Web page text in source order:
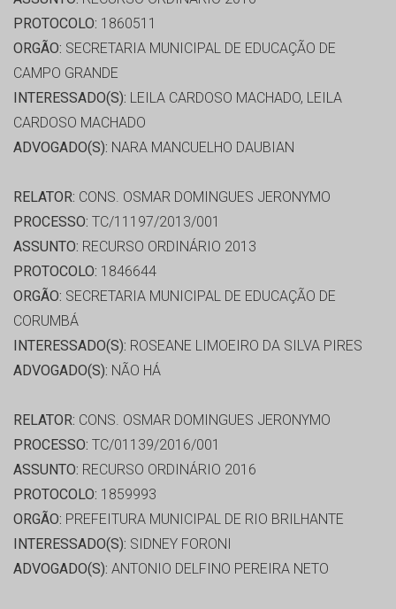
PROTOCOLO: 1860511
ORGÃO: SECRETARIA MUNICIPAL DE EDUCAÇÃO DE
CAMPO GRANDE
INTERESSADO(S): LEILA CARDOSO MACHADO, LEILA
CARDOSO MACHADO
ADVOGADO(S): NARA MANCUELHO DAUBIAN
RELATOR: CONS. OSMAR DOMINGUES JERONYMO
PROCESSO: TC/11197/2013/001
ASSUNTO: RECURSO ORDINÁRIO 2013
PROTOCOLO: 1846644
ORGÃO: SECRETARIA MUNICIPAL DE EDUCAÇÃO DE
CORUMBÁ
INTERESSADO(S): ROSEANE LIMOEIRO DA SILVA PIRES
ADVOGADO(S): NÃO HÁ
RELATOR: CONS. OSMAR DOMINGUES JERONYMO
PROCESSO: TC/01139/2016/001
ASSUNTO: RECURSO ORDINÁRIO 2016
PROTOCOLO: 1859993
ORGÃO: PREFEITURA MUNICIPAL DE RIO BRILHANTE
INTERESSADO(S): SIDNEY FORONI
ADVOGADO(S): ANTONIO DELFINO PEREIRA NETO